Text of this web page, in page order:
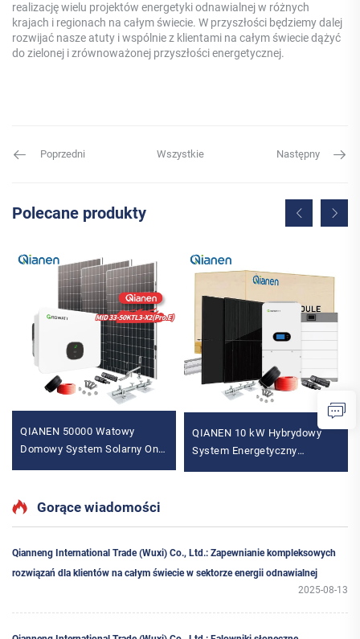
realizację wielu projektów energetyki odnawialnej w różnych
krajach i regionach na całym świecie. W przyszłości będziemy dalej
rozwijać nasze atuty i wspólnie z klientami na całym świecie dążyć
do zielonej i zrównoważonej przyszłości energetycznej.
Poprzedni Wszystkie Następny
Polecane produkty
QIANEN 50000 Watowy
Domowy System Solarny On-
Panelami MPPT do Użycia
QIANEN 10 kW Hybrydowy
System Energetyczny
Gorące wiadomości
Qianneng International Trade (Wuxi) Co., Ltd.: Zapewnianie kompleksowych
rozwiązań dla klientów na całym świecie w sektorze energii odnawialnej
2025-08-13